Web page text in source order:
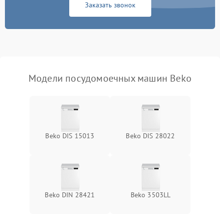
Заказать звонок
Модели посудомоечных машин Beko
Beko DIS 15013 Beko DIS 28022
Beko DIN 28421 Beko 3503LL